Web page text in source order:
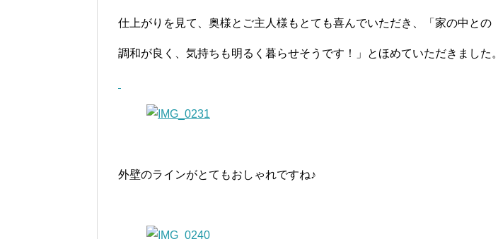
仕上がりを見て、奥様とご主人様もとても喜んでいただき、「家の中との
調和が良く、気持ちも明るく暮らせそうです！」とほめていただきました。
外壁のラインがとてもおしゃれですね♪